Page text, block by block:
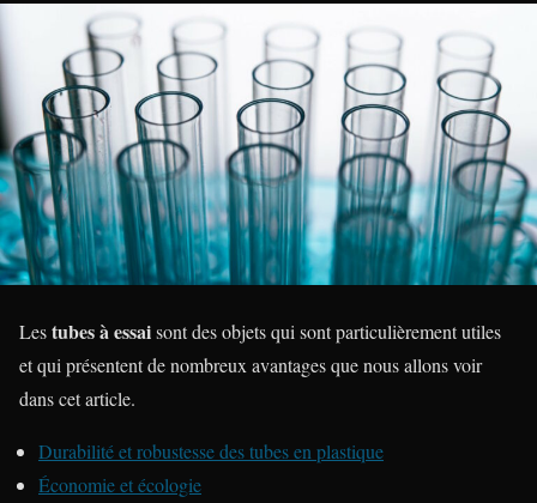
Lestubes à essaisont des objets qui sont particulièrement utiles
et qui présentent de nombreux avantages que nous allons voir
dans cet article.
Durabilité et robustesse des tubes en plastique
Économie et écologie